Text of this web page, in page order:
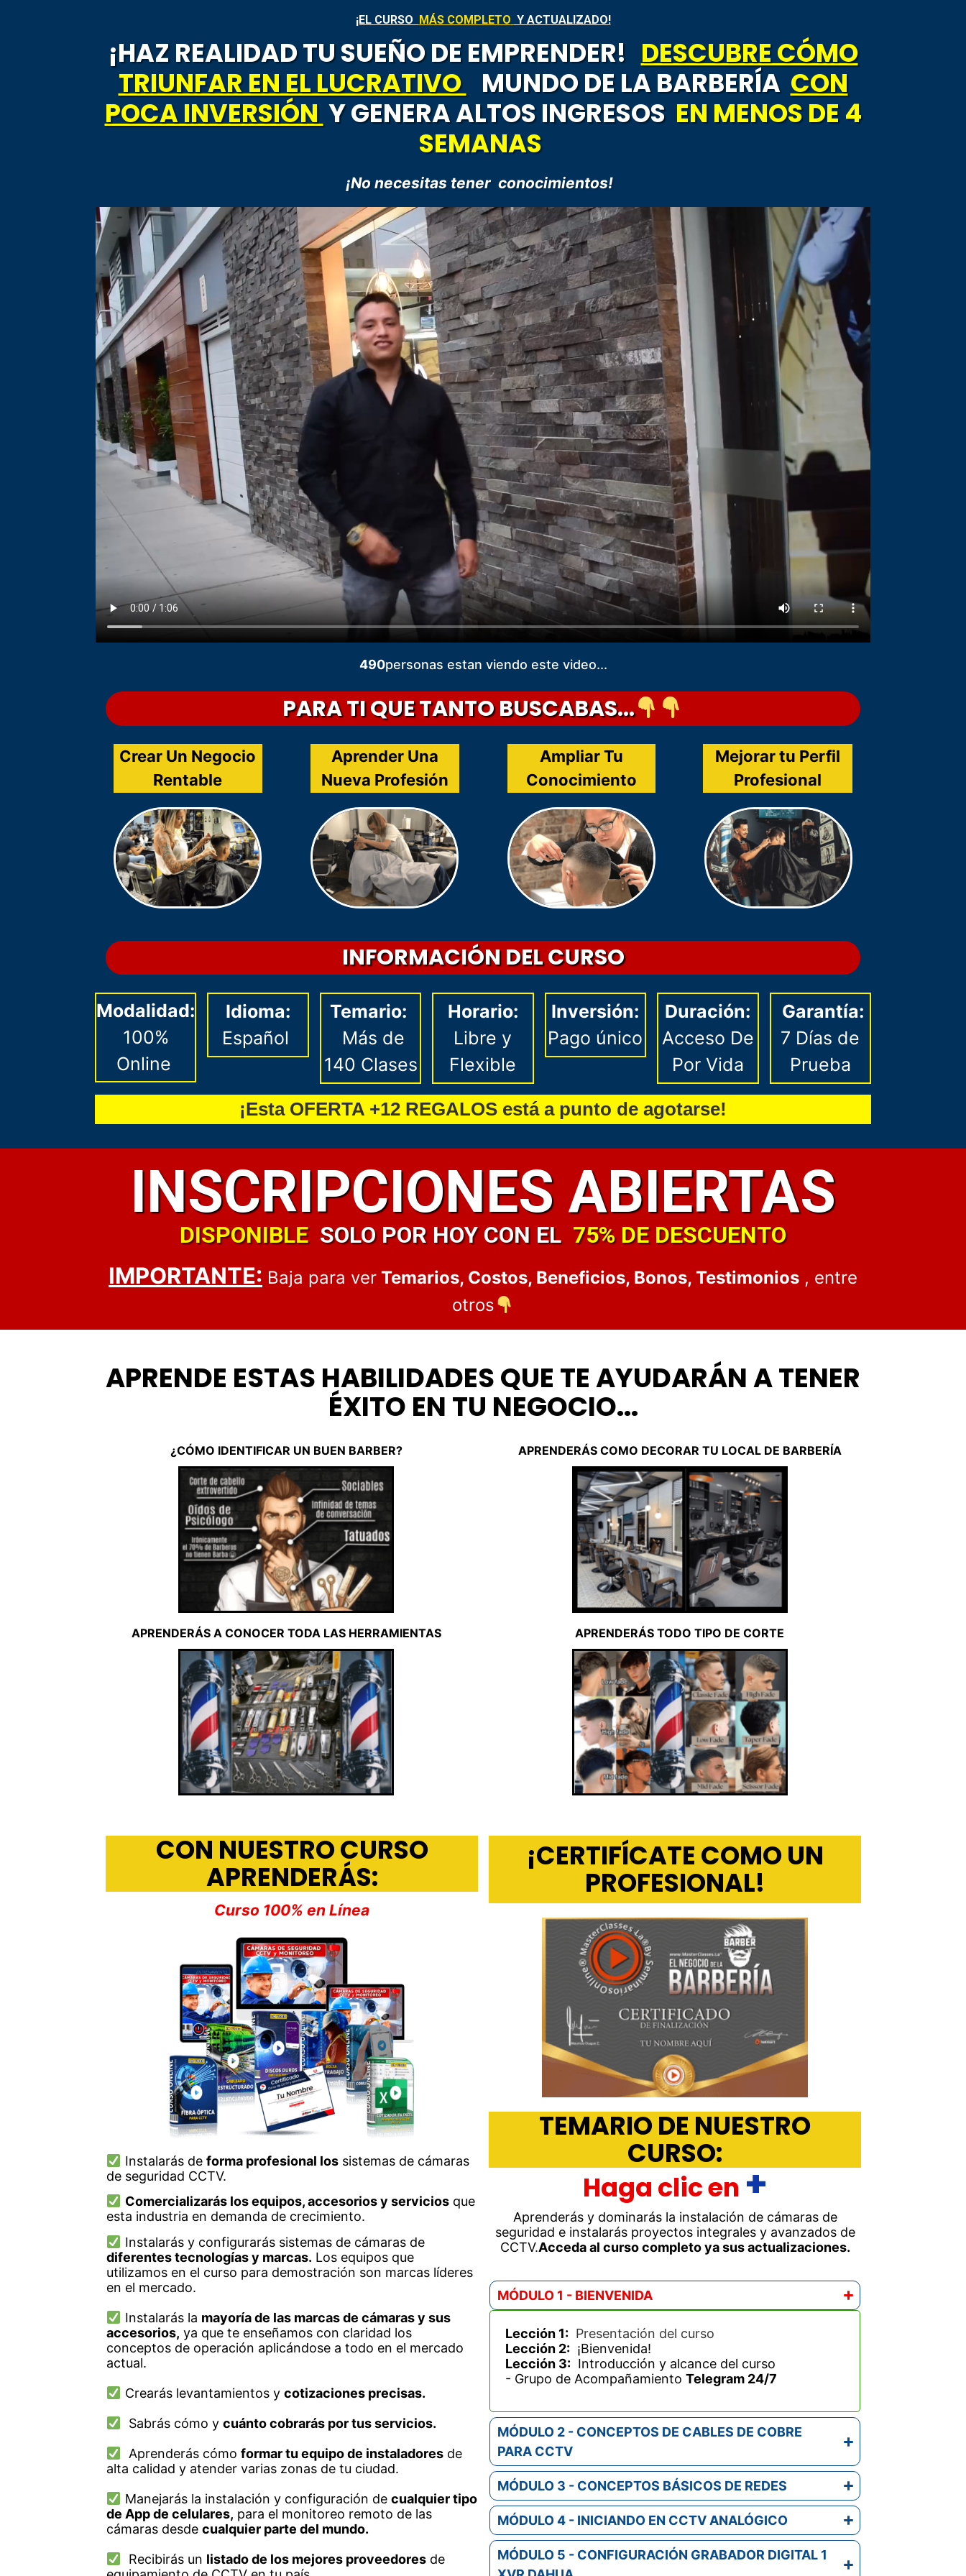
¡EL CURSO MÁS COMPLETO Y ACTUALIZADO!
¡HAZ REALIDAD TU SUEÑO DE EMPRENDER! DESCUBRE CÓMO
TRIUNFAR EN EL LUCRATIVO MUNDO DE LA BARBERÍA CON
POCA INVERSIÓN Y GENERA ALTOS INGRESOS EN MENOS DE 4
SEMANAS
¡No necesitas tener conocimientos!
490personas estan viendo este video...
PARA TI QUE TANTO BUSCABAS...
Crear Un Negocio
Rentable
Aprender Una
Nueva Profesión
Ampliar Tu
Conocimiento
Mejorar tu Perfil
Profesional
INFORMACIÓN DEL CURSO
Modalidad:
100%
Online
Idioma:
Español
Temario:
Más de
140 Clases
Horario:
Libre y
Flexible
Inversión:
Pago único
Duración:
Acceso De
Por Vida
Garantía:
7 Días de
Prueba
¡Esta OFERTA +12 REGALOS está a punto de agotarse!
INSCRIPCIONES ABIERTAS
DISPONIBLESOLO POR HOY CON EL 75% DE DESCUENTO
IMPORTANTE: Baja para ver Temarios, Costos, Beneficios, Bonos, Testimonios , entre
otros
APRENDE ESTAS HABILIDADES QUE TE AYUDARÁN A TENER
ÉXITO EN TU NEGOCIO...
¿CÓMO IDENTIFICAR UN BUEN BARBER? APRENDERÁS COMO DECORAR TU LOCAL DE BARBERÍA
APRENDERÁS A CONOCER TODA LAS HERRAMIENTAS APRENDERÁS TODO TIPO DE CORTE
CON NUESTRO CURSO
APRENDERÁS:
Curso 100% en Línea
Instalarás de forma profesional lossistemas de cámaras
de seguridad CCTV.
Comercializarás los equipos, accesorios y serviciosque
esta industria en demanda de crecimiento.
Instalarás y configurarás sistemas de cámaras de
diferentes tecnologías y marcas. Los equipos que
utilizamos en el curso para demostración son marcas líderes
en el mercado.
Instalarás la mayoría de las marcas de cámaras y sus
accesorios, ya que te enseñamos con claridad los
conceptos de operación aplicándose a todo en el mercado
actual.
Crearás levantamientos y cotizaciones precisas.
Sabrás cómo y cuánto cobrarás por tus servicios.
Aprenderás cómo formar tu equipo de instaladoresde
alta calidad y atender varias zonas de tu ciudad.
Manejarás la instalación y configuración de cualquier tipo
de App de celulares, para el monitoreo remoto de las
cámaras desde cualquier parte del mundo.
Recibirás un listado de los mejores proveedoresde
¡CERTIFÍCATE COMO UN
PROFESIONAL!
TEMARIO DE NUESTRO
CURSO:
Haga clic en+
Aprenderás y dominarás la instalación de cámaras de
seguridad e instalarás proyectos integrales y avanzados de
CCTV.Acceda al curso completo ya sus actualizaciones.
MÓDULO 1 - BIENVENIDA
Lección 1: Presentación del curso
Lección 2: ¡Bienvenida!
Lección 3: Introducción y alcance del curso
- Grupo de Acompañamiento Telegram 24/7
MÓDULO 2 - CONCEPTOS DE CABLES DE COBRE
PARA CCTV
MÓDULO 3 - CONCEPTOS BÁSICOS DE REDES
MÓDULO 4 - INICIANDO EN CCTV ANALÓGICO
MÓDULO 5 - CONFIGURACIÓN GRABADOR DIGITAL 1